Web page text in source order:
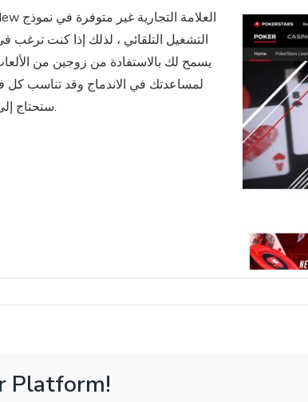
التشغيل التلقائي ، لذلك إذا كنت ترغب
يسمح لك بالاستفادة من زوجين من
لمساعدتك في الاندماج وقد تناسب كل
ستحتاج إلى تخيله في حالة وجود رصيدك في الواقع باللون الأحمر أو الأسود.
Platform!